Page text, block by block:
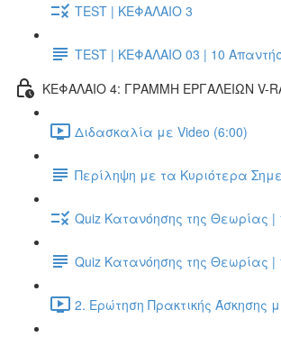
TEST | ΚΕΦΑΛΑΙΟ 3
TEST | ΚΕΦΑΛΑΙΟ 03 | 10
ΚΕΦΑΛΑΙΟ 4: ΓΡΑΜΜΗ ΕΡΓΑΛΕΙΩΝ V-
Διδασκαλία με Video (6:00)
Περίληψη με τα Κυριότερα
Quiz Κατανόησης της Θεωρίας |
Quiz Κατανόησης της Θεωρίας |
2. Ερώτηση Πρακτικής